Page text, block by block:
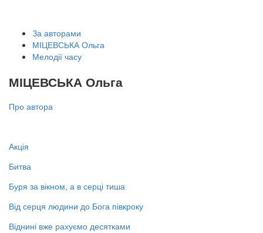
За авторами
МІЦЕВСЬКА Ольга
Мелодії часу
МІЦЕВСЬКА Ольга
Про автора
Акція
Битва
Буря за вікном, а в серці тиша
Від серця людини до Бога півкроку
Віднині вже рахуємо десятками